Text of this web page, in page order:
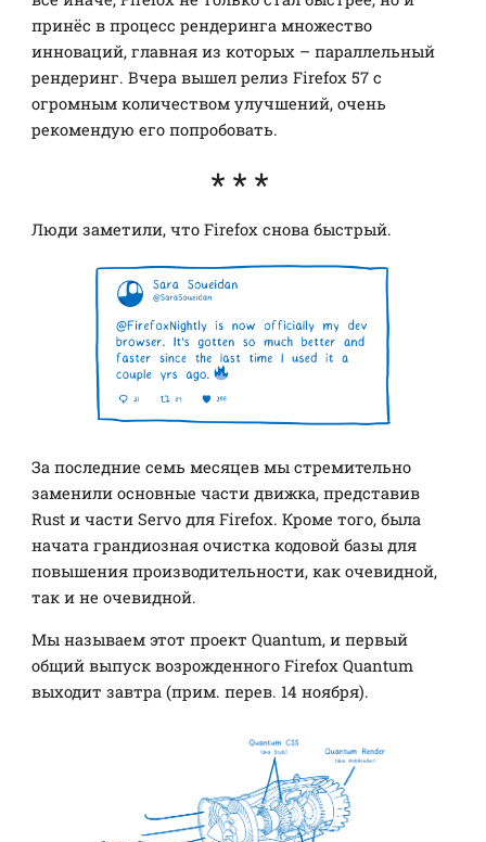
принёс в процесс рендеринга множество
инноваций, главная из которых – параллельный
рендеринг. Вчера вышел релиз Firefox 57 с
огромным количеством улучшений, очень
рекомендую его попробовать.
Люди заметили, что Firefox снова быстрый.
За последние семь месяцев мы стремительно
заменили основные части движка, представив
Rust и части Servo для Firefox. Кроме того, была
начата грандиозная очистка кодовой базы для
повышения производительности, как очевидной,
так и не очевидной.
Мы называем этот проект Quantum, и первый
общий выпуск возрожденного Firefox Quantum
выходит завтра (прим. перев. 14 ноября).